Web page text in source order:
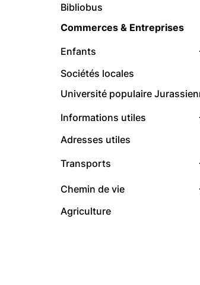
Bibliobus
Commerces & Entreprises
Enfants
Sociétés locales
Université populaire
Informations utiles
Adresses utiles
Transports
Chemin de vie
Agriculture